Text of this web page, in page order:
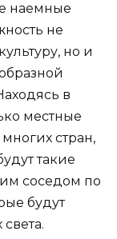
наемные
не
но и
в
местные
стран,
такие
соседом по
будут